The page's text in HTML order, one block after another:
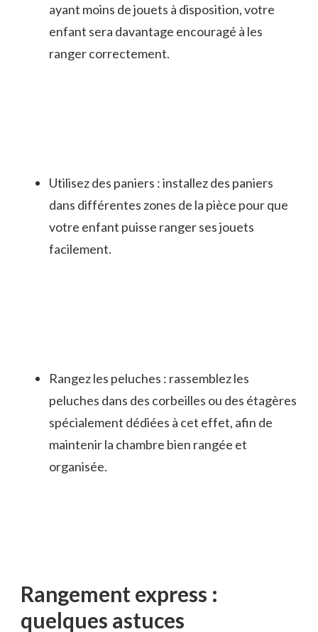
ayant moins de jouets à disposition, votre
enfant sera davantage encouragé à les
ranger correctement.
Utilisez des paniers : installez des paniers
dans différentes zones de la pièce pour que
votre enfant puisse ranger ses jouets
facilement.
Rangez les peluches : rassemblez les
peluches dans des corbeilles ou des étagères
spécialement dédiées à cet effet, afin de
maintenir la chambre bien rangée et
organisée.
Rangement express :
quelques astuces